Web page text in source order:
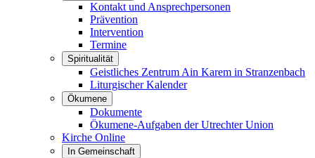
Kontakt und Ansprechpersonen
Prävention
Intervention
Termine
Spiritualität
Geistliches Zentrum Ain Karem in Stranzenbach
Liturgischer Kalender
Ökumene
Dokumente
Ökumene-Aufgaben der Utrechter Union
Kirche Online
In Gemeinschaft